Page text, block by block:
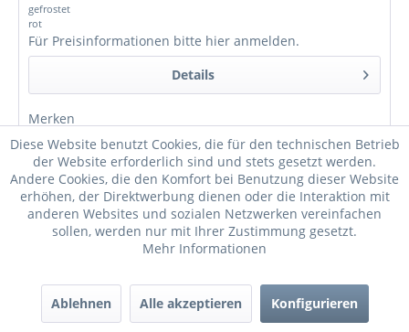
gefrostet
rot
Für Preisinformationen bitte hier anmelden.
Details
Merken
Diese Website benutzt Cookies, die für den technischen Betrieb
der Website erforderlich sind und stets gesetzt werden.
Andere Cookies, die den Komfort bei Benutzung dieser Website
erhöhen, der Direktwerbung dienen oder die Interaktion mit
anderen Websites und sozialen Netzwerken vereinfachen
sollen, werden nur mit Ihrer Zustimmung gesetzt.
Mehr Informationen
Ablehnen Alle akzeptieren Konfigurieren